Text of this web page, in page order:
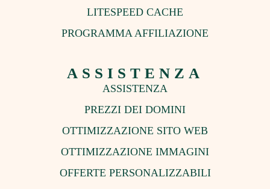
LITESPEED CACHE
PROGRAMMA AFFILIAZIONE
ASSISTENZA
ASSISTENZA
PREZZI DEI DOMINI
OTTIMIZZAZIONE SITO WEB
OTTIMIZZAZIONE IMMAGINI
OFFERTE PERSONALIZZABILI